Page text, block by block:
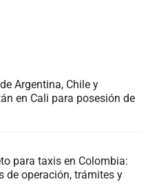
Argentina, Chile y
en Cali para posesión de
para taxis en Colombia:
de operación, trámites y